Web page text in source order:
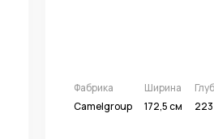
Фабрика
Camelgroup
Ширина
172,5 см